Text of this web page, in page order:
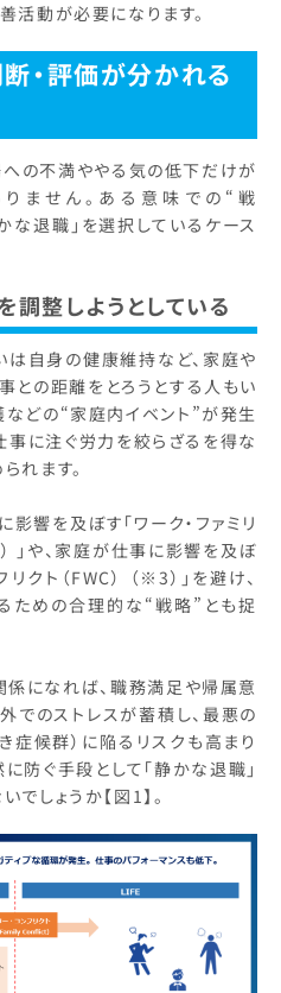
活動が必要になります。
・評価が分かれる
への不満ややる気の低下だけが
ません。ある意味での“戦
な退職」を選択しているケース
調整しようとしている
は自身の健康維持など、家庭や
との距離をとろうとする人もい
などの“家庭内イベント”が発生
事に注ぐ労力を絞らざるを得な
れます。
響を及ぼす「ワーク・ファミリ
」や、家庭が仕事に影響を及ぼ
クト（FWC） （※3）」を避け、
ための合理的な“戦略”とも捉
になれば、職務満足や帰属意
でのストレスが蓄積し、最悪の
症候群）に陥るリスクも高まり
防ぐ手段として「静かな退職」
しょうか【図1】。